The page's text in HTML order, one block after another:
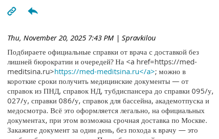
Thu, November 20, 2025 7:43 PM | Spravkilou
Подбираете официальные справки от врача с доставкой без
лишней бюрократии и очередей? На <a href=https://med-
meditsina.ru>https://med-meditsina.ru</a>; можно в
короткие сроки получить медицинские документы — от
справок из ПНД, справок НД, тубдиспансера до справки 095/у,
027/у, справки 086/у, справок для бассейна, академотпуска и
медосмотра. Всё это оформляется легально, на официальных
документах, при этом возможна срочная доставка по Москве.
Закажите документ за один день, без похода к врачу — это